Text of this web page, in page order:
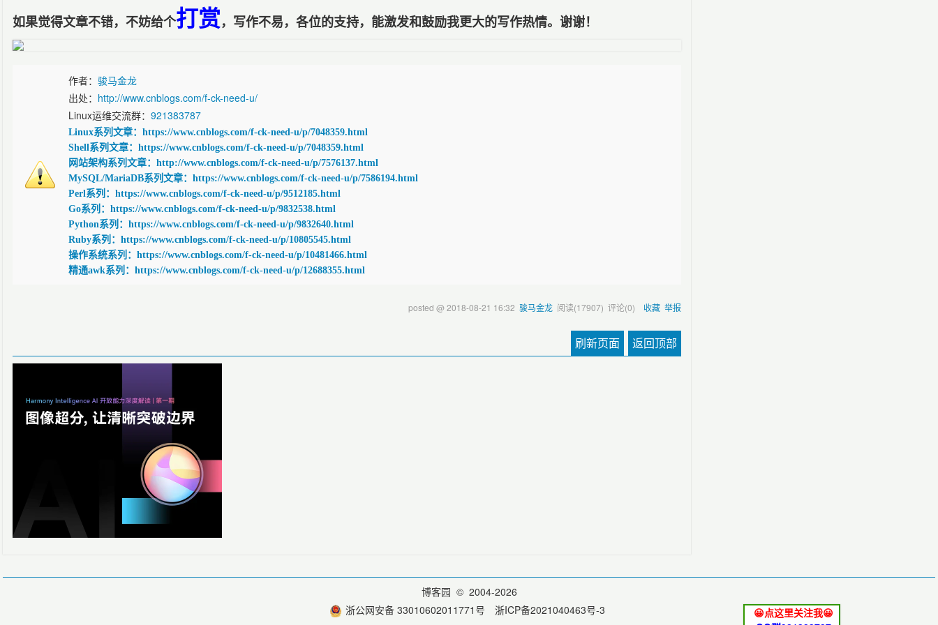
如果觉得文章不错，不妨给个打赏，写作不易，各位的支持，能激发和鼓励我更大的写作热情。谢谢！
作者： 骏马金龙
出处： http://www.cnblogs.com/f-ck-need-u/
Linux运维交流群： 921383787
Linux系列文章：https://www.cnblogs.com/f-ck-need-u/p/7048359.html
Shell系列文章：https://www.cnblogs.com/f-ck-need-u/p/7048359.html
网站架构系列文章：http://www.cnblogs.com/f-ck-need-u/p/7576137.html
MySQL/MariaDB系列文章：https://www.cnblogs.com/f-ck-need-u/p/7586194.html
Perl系列：https://www.cnblogs.com/f-ck-need-u/p/9512185.html
Go系列：https://www.cnblogs.com/f-ck-need-u/p/9832538.html
Python系列：https://www.cnblogs.com/f-ck-need-u/p/9832640.html
Ruby系列：https://www.cnblogs.com/f-ck-need-u/p/10805545.html
操作系统系列：https://www.cnblogs.com/f-ck-need-u/p/10481466.html
精通awk系列：https://www.cnblogs.com/f-ck-need-u/p/12688355.html
posted @2018-08-21 16:32 骏马金龙 阅读(17907) 评论(0) 收藏 举报
刷新页面 返回顶部
博客园 © 2004-2026
浙公网安备 33010602011771号
浙ICP备2021040463号-3
😀点这里关注我😀